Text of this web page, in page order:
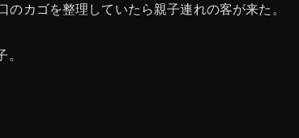
カゴを整理していたら親子連れの客が来た。